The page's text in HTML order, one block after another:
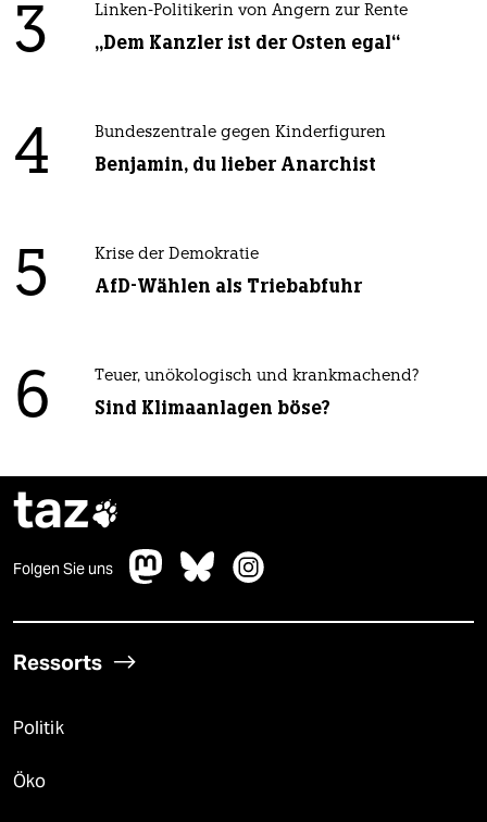
3 Linken-Politikerin von Angern zur Rente
„Dem Kanzler ist der Osten egal“
4 Bundeszentrale gegen Kinderfiguren
Benjamin, du lieber Anarchist
5 Krise der Demokratie
AfD-Wählen als Triebabfuhr
6 Teuer, unökologisch und krankmachend?
Sind Klimaanlagen böse?
taz
Folgen Sie uns
Ressorts
Politik
Öko